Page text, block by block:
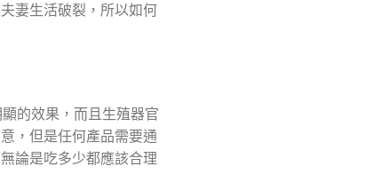
妻生活破裂，所以如何
的效果，而且生殖器官
，但是任何產品需要通
論是吃多少都應該合理